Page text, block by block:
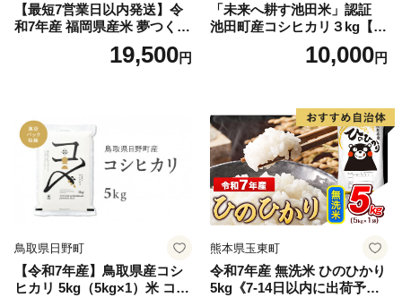
【最短7営業日以内発送】令
和7年産 福岡県産米 夢つくし
15kg 精米 ※北海道・沖縄・
19,500円
「未来へ耕す池田米」認証
池田町産コシヒカリ３kg【お
1人様につき３セットまで】
10,000円
鳥取県日野町
【令和7年産】鳥取県産コシ
ヒカリ 5kg（5kg×1）米 コシ
熊本県玉東町
令和7年産 無洗米 ひのひかり
5kg《7-14日以内に出荷予定